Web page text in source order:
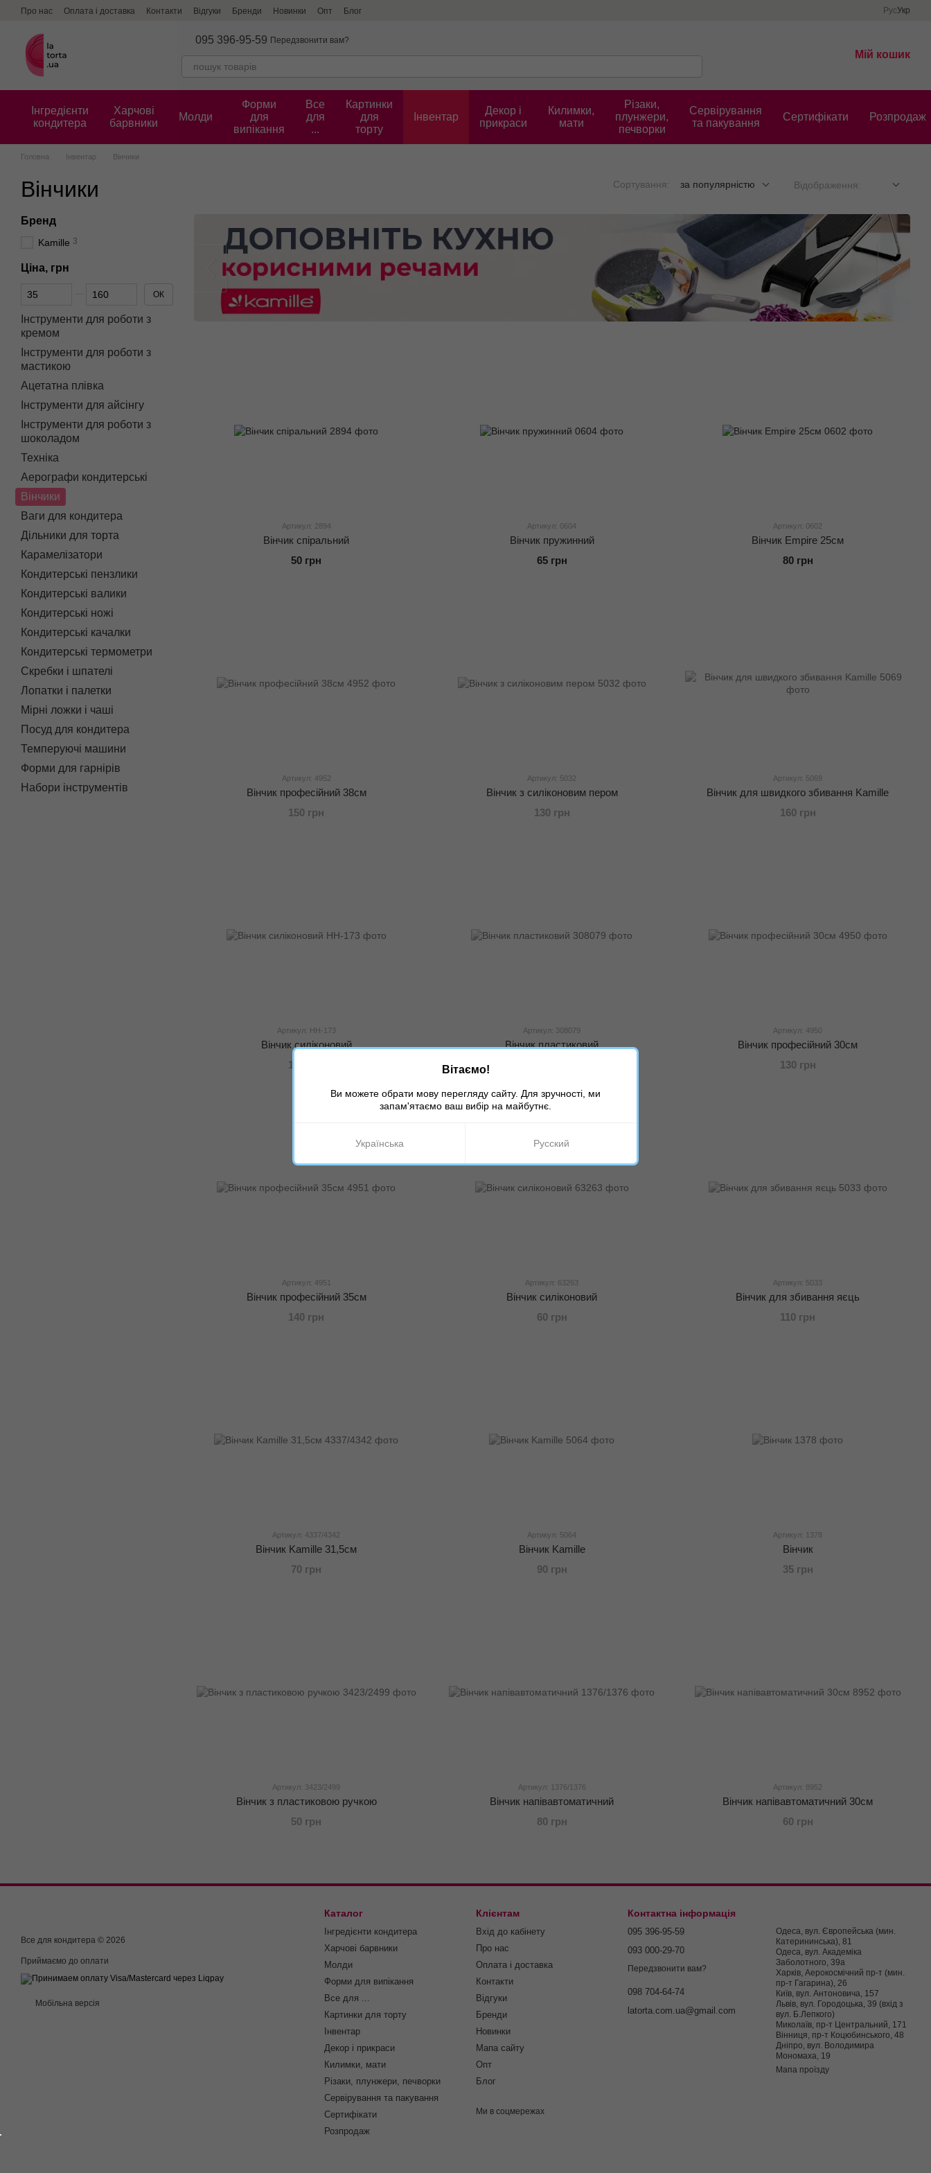
Перейти до основного контенту
Про нас Оплата і доставка Контакти Відгуки Бренди Новинки Опт Блог РусУкр
095 396-95-59 Передзвонити вам?
Мій кошик
Інгредієнти
кондитера
Харчові
барвники
Молди
Форми
для
випікання
Все
для
...
Картинки
для
торту
Інвентар
Декор і
прикраси
Килимки,
мати
Різаки,
плунжери,
печворки
Сервірування
та пакування
Cертифікати Розпродаж
Головна Інвентар Вінчики
Вінчики Сортування: за популярністю Відображення:
Артикул: 2894
Вінчик спіральний
50 грн
Артикул: 0604
Вінчик пружинний
65 грн
Артикул: 0602
Вінчик Empire 25см
80 грн
Артикул: 4952
Вінчик професійний 38см
150 грн
Артикул: 5032
Вінчик з силіконовим пером
130 грн
Артикул: 5069
Вінчик для швидкого збивання Kamille
160 грн
Артикул: НН-173
Вінчик силіконовий
100 грн
Артикул: 308079
Вінчик пластиковий
Артикул: 4950
Вінчик професійний 30см
130 грн
Артикул: 4951
Вінчик професійний 35см
140 грн
Артикул: 63263
Вінчик силіконовий
60 грн
Артикул: 5033
Вінчик для збивання яєць
110 грн
Артикул: 4337/4342
Вінчик Kamille 31,5см
70 грн
Артикул: 5064
Вінчик Kamille
90 грн
Артикул: 1378
Вінчик
35 грн
Артикул: 3423/2499
Вінчик з пластиковою ручкою
50 грн
Артикул: 1376/1376
Вінчик напівавтоматичний
80 грн
Артикул: 8952
Вінчик напівавтоматичний 30см
60 грн
Бренд
Kamille 3
Ціна, грн
Від Ціна, грн
До Ціна, грн ОК
Інструменти для роботи з
кремом
Інструменти для роботи з
мастикою
Ацетатна плівка
Інструменти для айсінгу
Інструменти для роботи з
шоколадом
Техніка
Аерографи кондитерські
Вінчики
Ваги для кондитера
Дільники для торта
Карамелізатори
Кондитерські пензлики
Кондитерські валики
Кондитерські ножі
Кондитерські качалки
Кондитерські термометри
Скребки і шпателі
Лопатки і палетки
Мірні ложки і чаші
Посуд для кондитера
Темперуючі машини
Форми для гарнірів
Набори інструментів
Все для кондитера © 2026
Приймаємо до оплати
Мобільна версія
Каталог
Інгредієнти кондитера
Харчові барвники
Молди
Форми для випікання
Все для ...
Картинки для торту
Інвентар
Декор і прикраси
Килимки, мати
Різаки, плунжери, печворки
Сервірування та пакування
Cертифікати
Розпродаж
Клієнтам
Вхід до кабінету
Про нас
Оплата і доставка
Контакти
Відгуки
Бренди
Новинки
Мапа сайту
Опт
Блог
Ми в соцмережах
Контактна інформація
095 396-95-59
093 000-29-70
Передзвонити вам?
098 704-64-74
latorta.com.ua@gmail.com
Одеса, вул. Європейська (мин.
Катерининська), 81
Одеса, вул. Академіка
Заболотного, 39а
Харків, Аерокосмічний пр-т (мин.
пр-т Гагарина), 26
Київ, вул. Антоновича, 157
Львів, вул. Городоцька, 39 (вхід з
вул. Б.Лепкого)
Миколаїв, пр-т Центральний, 171
Вінниця, пр-т Коцюбинського, 48
Дніпро, вул. Володимира
Мономаха, 19
Мапа проїзду
Вітаємо!
Ви можете обрати мову перегляду сайту. Для зручності, ми
запам'ятаємо ваш вибір на майбутнє.
Українська Русский